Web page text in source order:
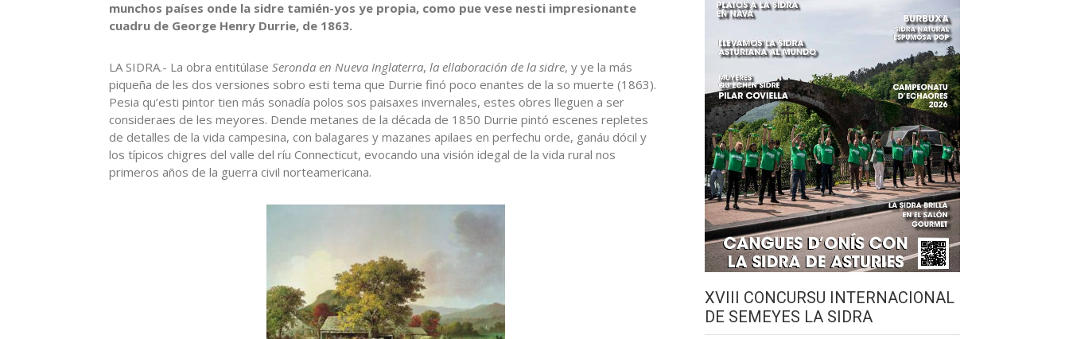
munchos países onde la sidre tamién-yos ye propia, como pue vese nesti impresionante
cuadru de George Henry Durrie, de 1863.
LA SIDRA.- La obra entitúlase Seronda en Nueva Inglaterra, la ellaboración de la sidre, y ye la más
piqueña de les dos versiones sobro esti tema que Durrie finó poco enantes de la so muerte (1863).
Pesia qu’esti pintor tien más sonadía polos sos paisaxes invernales, estes obres lleguen a ser
consideraes de les meyores. Dende metanes de la década de 1850 Durrie pintó escenes repletes
de detalles de la vida campesina, con balagares y mazanes apilaes en perfechu orde, ganáu dócil y
los típicos chigres del valle del ríu Connecticut, evocando una visión idegal de la vida rural nos
primeros años de la guerra civil norteamericana.
XVIII CONCURSU INTERNACIONAL
DE SEMEYES LA SIDRA